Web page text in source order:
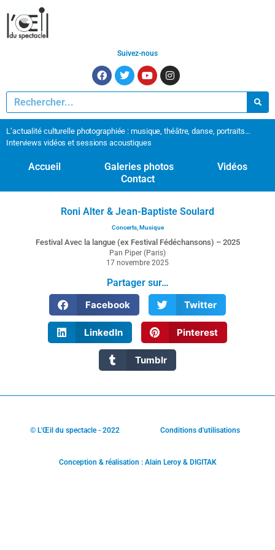
Suivez-nous
L’actualité culturelle photographiée : musique, théâtre, danse, portraits…
Interviews vidéos et sessions acoustiques
Accueil Galeries photos
Vidéos
Contact
Roni Alter & Jean-Baptiste Soulard
Concerts,Musique
Festival Avec la langue (ex Festival Fédéchansons) – 2025
Pan Piper (Paris)
17 novembre 2025
Partager sur…
Facebook
Twitter
LinkedIn Pinterest
Tumblr
© L'Œil du spectacle - 2022 Conditions d'utilisations
Conception & réalisation : Alain Leroy & DIGITAK